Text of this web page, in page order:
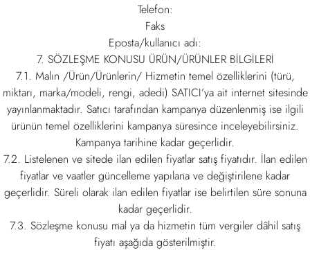
Telefon:
Faks
Eposta/kullanıcı adı:
7. SÖZLEŞME KONUSU ÜRÜN/ÜRÜNLER BİLGİLERİ
7.1. Malın /Ürün/Ürünlerin/ Hizmetin temel özelliklerini (türü,
miktarı, marka/modeli, rengi, adedi) SATICI’ya ait internet sitesinde
yayınlanmaktadır. Satıcı tarafından kampanya düzenlenmiş ise ilgili
ürünün temel özelliklerini kampanya süresince inceleyebilirsiniz.
Kampanya tarihine kadar geçerlidir.
7.2. Listelenen ve sitede ilan edilen fiyatlar satış fiyatıdır. İlan edilen
fiyatlar ve vaatler güncelleme yapılana ve değiştirilene kadar
geçerlidir. Süreli olarak ilan edilen fiyatlar ise belirtilen süre sonuna
kadar geçerlidir.
7.3. Sözleşme konusu mal ya da hizmetin tüm vergiler dâhil satış
fiyatı aşağıda gösterilmiştir.